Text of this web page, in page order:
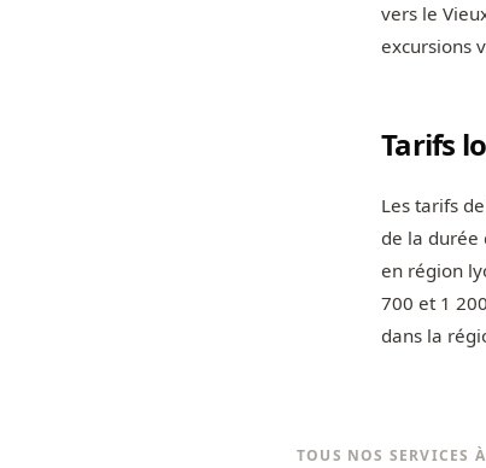
vers le
excursions
Tarifs
Les tarifs
de la durée
en région
700 et 1
dans la
TOUS NOS SERVICES